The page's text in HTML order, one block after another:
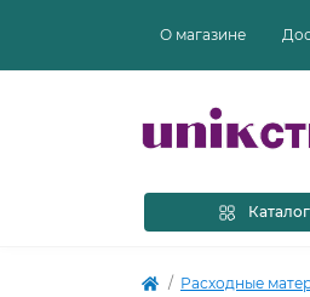
О магазине
Каталог
Расходные